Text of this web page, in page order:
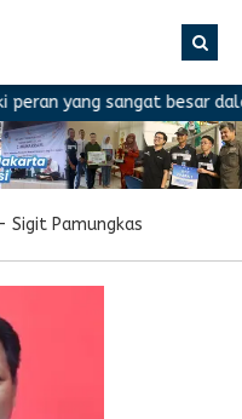
yang sangat besar
- Sigit Pamungkas